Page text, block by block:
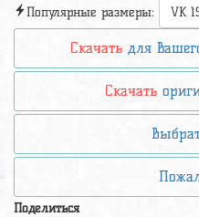
Популярные размеры:
VK
Скачать для
Скачать
Поделиться